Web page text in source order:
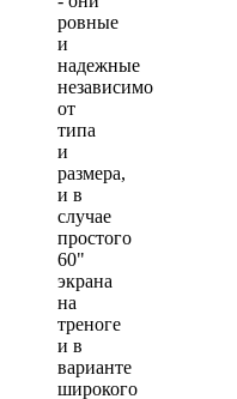
ровные
и
надежные
независимо
от
типа
и
размера,
и в
случае
простого
60"
экрана
на
треноге
и в
варианте
широкого